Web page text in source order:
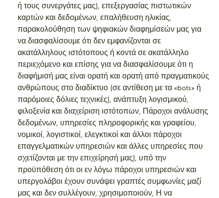
ή τους συνεργάτες μας), επεξεργασίας πιστωτικών
καρτών και δεδομένων, επαλήθευση ηλικίας,
παρακολούθηση των ψηφιακών διαφημίσεών μας για
να διασφαλίσουμε ότι δεν εμφανίζονται σε
ακατάλληλους ιστότοπους ή κοντά σε ακατάλληλο
περιεχόμενο και επίσης για να διασφαλίσουμε ότι η
διαφήμισή μας είναι ορατή και ορατή από πραγματικούς
ανθρώπους στο διαδίκτυο (σε αντίθεση με τα «bots» ή
παρόμοιες δόλιες τεχνικές), ανάπτυξη λογισμικού,
φιλοξενία και διαχείριση ιστότοπων, Πάροχοι ανάλυσης
δεδομένων, υπηρεσίες πληροφορικής και γραφείου,
νομικοί, λογιστικοί, ελεγκτικοί και άλλοι πάροχοι
επαγγελματικών υπηρεσιών και άλλες υπηρεσίες που
σχετίζονται με την επιχείρησή μας), υπό την
προϋπόθεση ότι οι εν λόγω πάροχοι υπηρεσιών και
υπεργολάβοι έχουν συνάψει γραπτές συμφωνίες μαζί
μας και δεν συλλέγουν, χρησιμοποιούν, Η να